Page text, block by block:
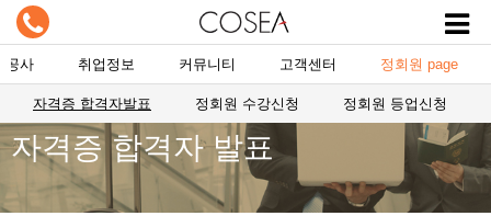
공사 취업정보 커뮤니티 고객센터 정회원 page
자격증 합격자발표 정회원 수강신청 정회원 등업신청
자격증 합격자 발표